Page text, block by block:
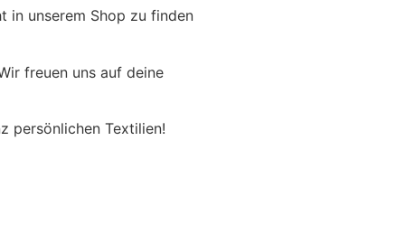
in unserem Shop zu finden
freuen uns auf deine
persönlichen Textilien!